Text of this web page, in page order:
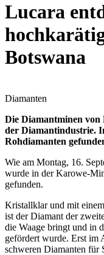
Lucara
Botswana
Diamanten
Die Diamantminen von
der Diamantindustrie.
Rohdiamanten
Wie am Montag, 16.
wurde in der Karowe-
gefunden.
Kristallklar und mit
ist der Diamant der
die Waage bringt und in
gefördert wurde. Erst im
schweren Diamanten für